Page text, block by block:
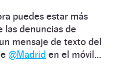
puedes estar más
las denuncias de
mensaje de texto del
@Madrid en el móvil…